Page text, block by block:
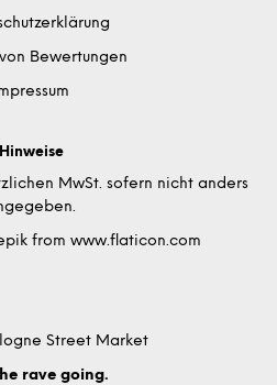
Bewertungen
Hinweise
MwSt. sofern nicht anders
from www.flaticon.com
Street Market
rave going.